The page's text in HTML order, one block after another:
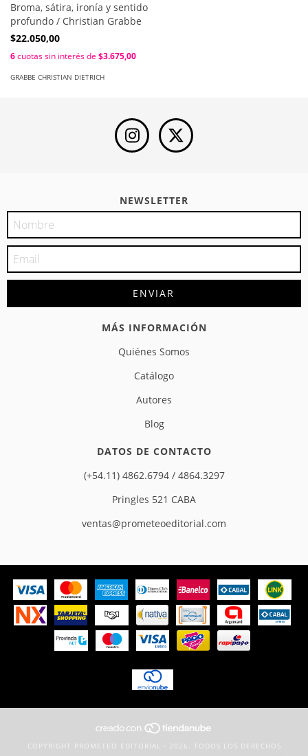
Broma, sátira, ironía y sentido
profundo / Christian Grabbe
$22.050,00
6cuotas sin interés de $3.675,00
GRABBE CHRISTIAN DIETRICH
NEWSLETTER
MÁS INFORMACIÓN
Quiénes Somos
Catálogo
Autores
Blog
DATOS DE CONTACTO
(+54.11) 4862.6794 / 4864.3297
Pringles 521 CABA
ventas@prometeoeditorial.com
COPYRIGHT PROMETEO EDITORIAL - 2026. TODOS LOS DERECHOS